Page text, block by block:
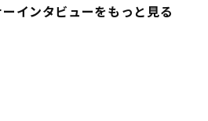
インタビューをもっと見る